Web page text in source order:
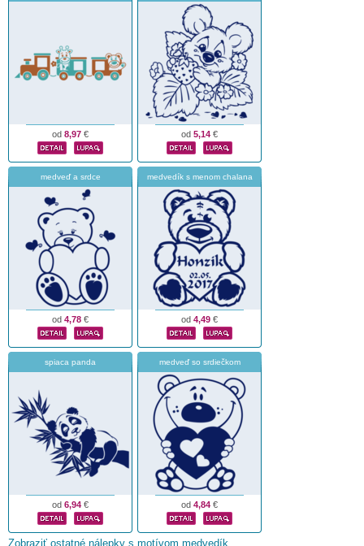
od 8,97 € od 5,14 €
medveď a srdce
od 4,78 €
medvedík s menom chalana
od 4,49 €
spiaca panda
od 6,94 €
medveď so srdiečkom
od 4,84 €
Zobraziť ostatné nálepky s motívom medvedík